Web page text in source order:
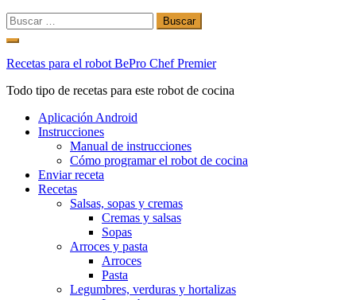
Buscar:
Ir
contenido
Recetas para el robot BePro Chef Premier
Todo tipo de recetas para este robot de cocina
Aplicación Android
Instrucciones
Manual de instrucciones
Cómo programar el robot de cocina
Enviar receta
Recetas
Salsas, sopas y cremas
Cremas y salsas
Sopas
Arroces y pasta
Arroces
Pasta
Legumbres, verduras y hortalizas